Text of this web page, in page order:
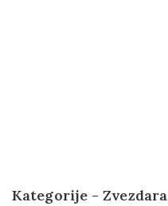
Kategorije - Zvezdara